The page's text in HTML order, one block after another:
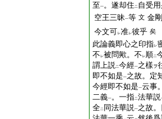
至一。遂却住 二 自受
空王三昧一等 文 金
今文可レ准レ彼乎 矣
此論義即心之印指レ
不 レ被問歟。不 レ順二
謂上説二今經一之樣 ヲ
即不如是一之故。定
今經即不如是一云事
二義一。一指二法華説
全二 同法華説一之故